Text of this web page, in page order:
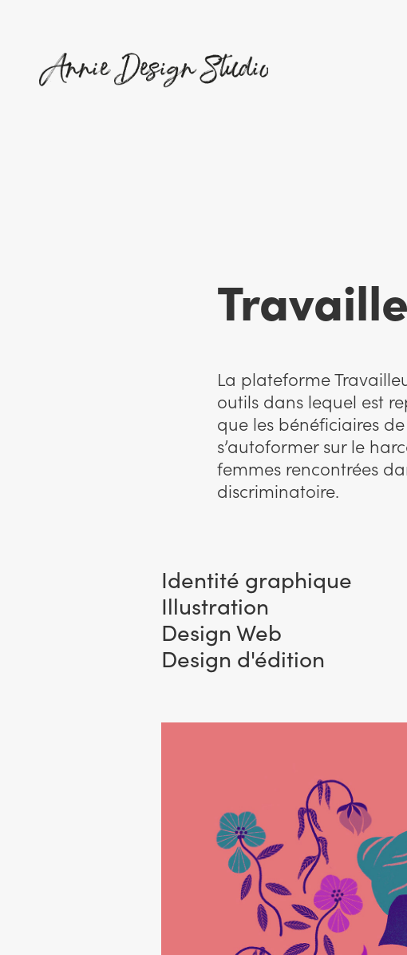
La plateforme
outils dans lequel est
que les bénéficiaires
s’autoformer sur le
femmes rencontrées
discriminatoire.
Identité graphique
Illustration
Design Web
Design d'édition